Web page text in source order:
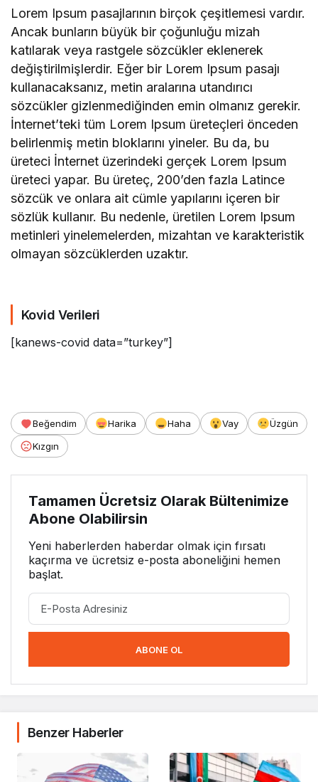
Lorem Ipsum pasajlarının birçok çeşitlemesi vardır.
Ancak bunların büyük bir çoğunluğu mizah
katılarak veya rastgele sözcükler eklenerek
değiştirilmişlerdir. Eğer bir Lorem Ipsum pasajı
kullanacaksanız, metin aralarına utandırıcı
sözcükler gizlenmediğinden emin olmanız gerekir.
İnternet’teki tüm Lorem Ipsum üreteçleri önceden
belirlenmiş metin bloklarını yineler. Bu da, bu
üreteci İnternet üzerindeki gerçek Lorem Ipsum
üreteci yapar. Bu üreteç, 200’den fazla Latince
sözcük ve onlara ait cümle yapılarını içeren bir
sözlük kullanır. Bu nedenle, üretilen Lorem Ipsum
metinleri yinelemelerden, mizahtan ve karakteristik
olmayan sözcüklerden uzaktır.
Kovid Verileri
[kanews-covid data=”turkey”]
Beğendim Harika Haha Vay
Üzgün
Kızgın
Tamamen Ücretsiz Olarak Bültenimize
Abone Olabilirsin
Yeni haberlerden haberdar olmak için fırsatı
kaçırma ve ücretsiz e-posta aboneliğini hemen
başlat.
ABONE OL
Benzer Haberler